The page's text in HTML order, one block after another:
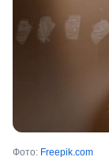
Фото: Freepik.com